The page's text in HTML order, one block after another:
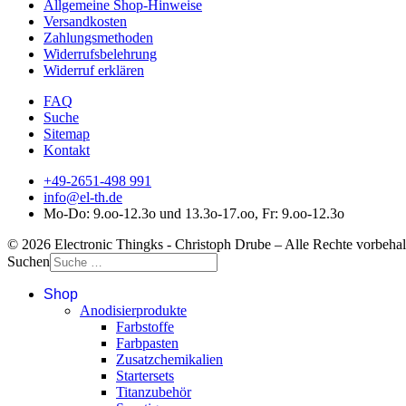
Allgemeine Shop-Hinweise
Versandkosten
Zahlungsmethoden
Widerrufsbelehrung
Widerruf erklären
FAQ
Suche
Sitemap
Kontakt
+49-2651-498 991
info@el-th.de
Mo-Do: 9.oo-12.3o und 13.3o-17.oo, Fr: 9.oo-12.3o
© 2026 Electronic Thingks - Christoph Drube – Alle Rechte
Suchen
Shop
Anodisierprodukte
Farbstoffe
Farbpasten
Zusatzchemikalien
Startersets
Titanzubehör